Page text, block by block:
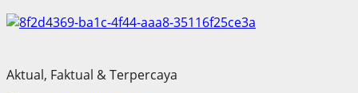
Aktual, Faktual & Terpercaya